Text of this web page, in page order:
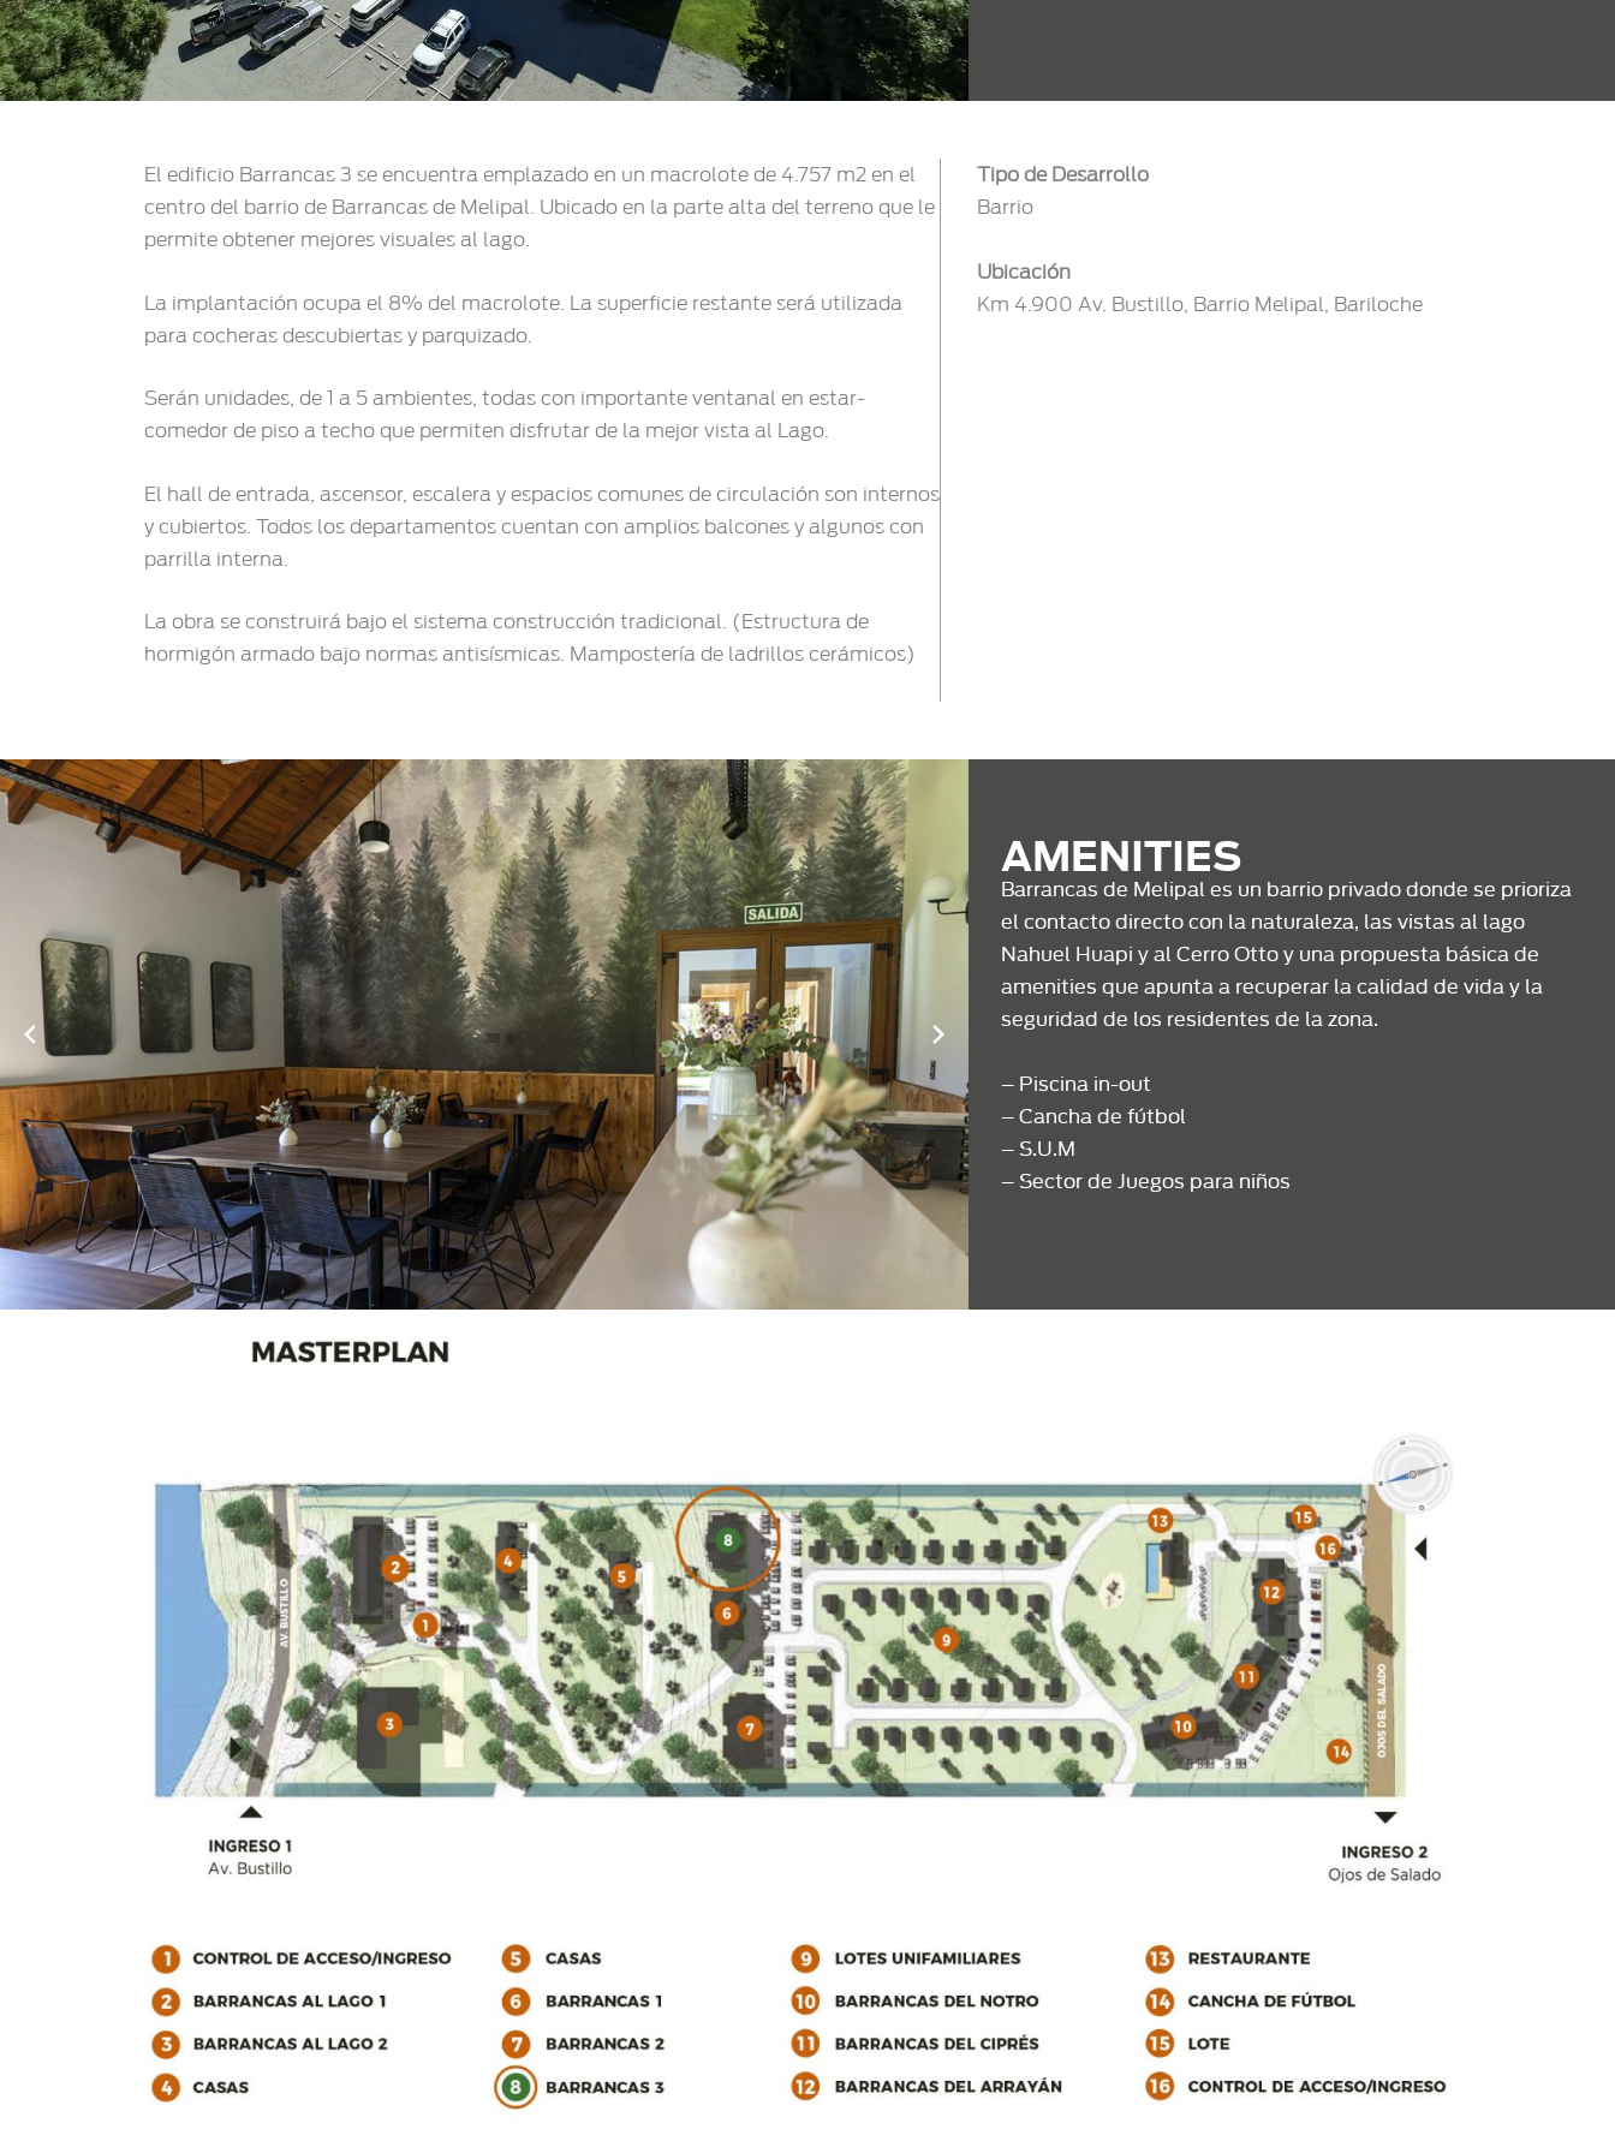
El edificio Barrancas 3 se encuentra emplazado en un macrolote de 4.757 m2 en el
centro del barrio de Barrancas de Melipal. Ubicado en la parte alta del terreno que le
permite obtener mejores visuales al lago.
La implantación ocupa el 8% del macrolote. La superficie restante será utilizada
para cocheras descubiertas y parquizado.
Serán unidades, de 1 a 5 ambientes, todas con importante ventanal en estar-
comedor de piso a techo que permiten disfrutar de la mejor vista al Lago.
El hall de entrada, ascensor, escalera y espacios comunes de circulación son internos
y cubiertos. Todos los departamentos cuentan con amplios balcones y algunos con
parrilla interna.
La obra se construirá bajo el sistema construcción tradicional. (Estructura de
hormigón armado bajo normas antisísmicas. Mampostería de ladrillos cerámicos)
Tipo de Desarrollo
Barrio
Ubicación
Km 4.900 Av. Bustillo, Barrio Melipal, Bariloche
AMENITIES
Barrancas de Melipal es un barrio privado donde se prioriza
el contacto directo con la naturaleza, las vistas al lago
Nahuel Huapi y al Cerro Otto y una propuesta básica de
amenities que apunta a recuperar la calidad de vida y la
seguridad de los residentes de la zona.
– Piscina in-out
– Cancha de fútbol
– S.U.M
– Sector de Juegos para niños